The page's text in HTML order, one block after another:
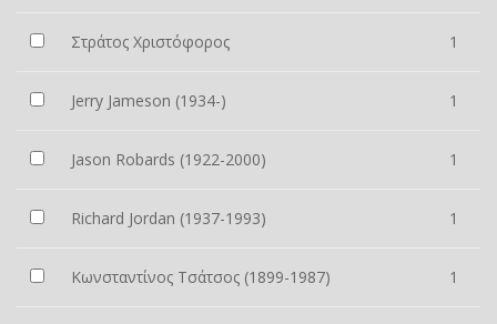
Στράτος Χριστόφορος 1
Jerry Jameson (1934-) 1
Jason Robards (1922-2000) 1
Richard Jordan (1937-1993) 1
Κωνσταντίνος Τσάτσος (1899-1987) 1